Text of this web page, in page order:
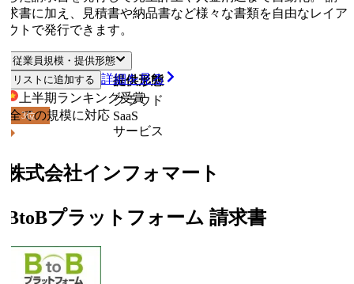
書に加え、見積書や納品書など様々な書類を自由なレイア
トで発行できます。
従業員規模・提供形態
従業員規模 提供形態
ての規模に対応
クラウド
SaaS
サービス
リストに追加する 詳細を見る
上半期ランキング受賞
3位
式会社インフォマート
プラットフォーム 請求書